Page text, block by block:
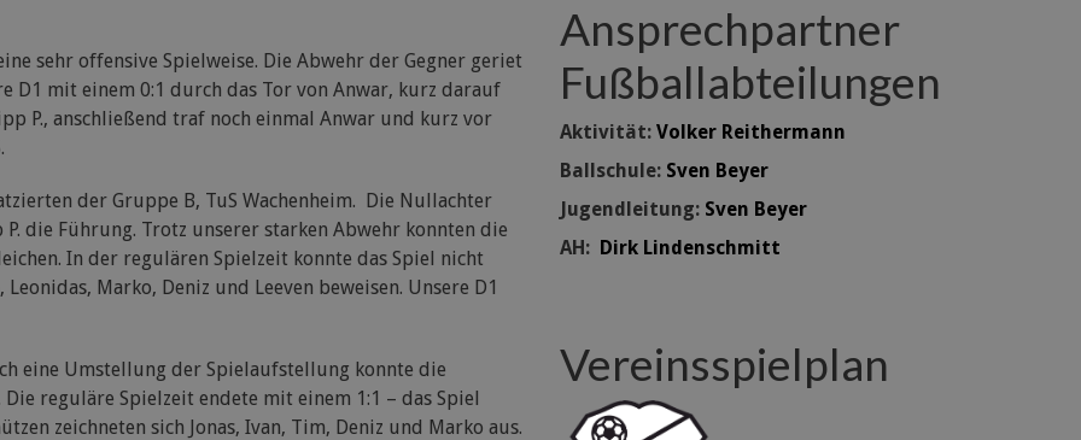
sehr offensive Spielweise. Die Abwehr der Gegner geriet
mit einem 0:1 durch das Tor von Anwar, kurz darauf
P., anschließend traf noch einmal Anwar und kurz vor
der Gruppe B, TuS Wachenheim. Die Nullachter
die Führung. Trotz unserer starken Abwehr konnten die
In der regulären Spielzeit konnte das Spiel nicht
Marko, Deniz und Leeven beweisen. Unsere D1
eine Umstellung der Spielaufstellung konnte die
reguläre Spielzeit endete mit einem 1:1 – das Spiel
zeichneten sich Jonas, Ivan, Tim, Deniz und Marko aus.
Ansprechpartner
Fußballabteilungen
Aktivität:Volker Reithermann
Ballschule: Sven Beyer
Jugendleitung: Sven Beyer
AH: Dirk Lindenschmitt
Vereinsspielplan